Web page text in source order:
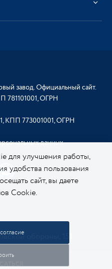
завод. Официальный сайт.
ОГРН
КПП 773001001, ОГРН
данных
обороны, 151
для улучшения работы,
удобства пользования
сайт, вы даете
Cookie.